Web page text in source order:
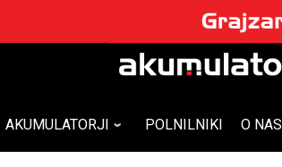
AKUMULATORJI POLNILNIKI O NAS